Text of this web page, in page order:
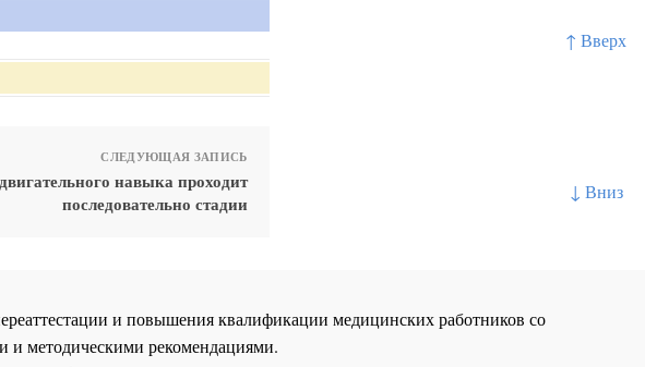
↑ Вверх
↓ Вниз
СЛЕДУЮЩАЯ ЗАПИСЬ
навыка проходит
последовательно стадии
и повышения квалификации медицинских работников со
и методическими рекомендациями.